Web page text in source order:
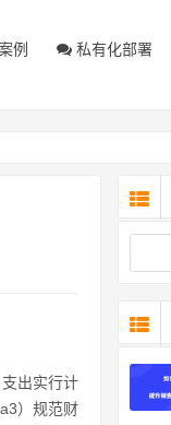
例 私有化部署
出实行计
）规范财